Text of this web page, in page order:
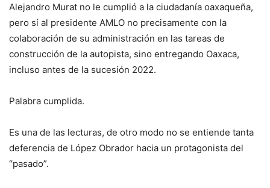
Alejandro Murat no le cumplió a la ciudadanía oaxaqueña,
pero sí al presidente AMLO no precisamente con la
colaboración de su administración en las tareas de
construcción de la autopista, sino entregando Oaxaca,
incluso antes de la sucesión 2022.
Palabra cumplida.
Es una de las lecturas, de otro modo no se entiende tanta
deferencia de López Obrador hacia un protagonista del
“pasado”.